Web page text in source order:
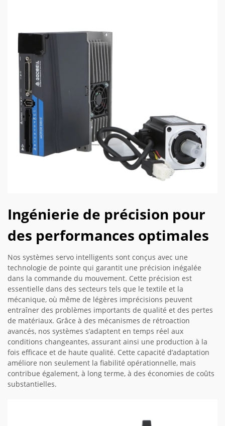
Ingénierie de précision pour
des performances optimales
Nos systèmes servo intelligents sont conçus avec une
technologie de pointe qui garantit une précision inégalée
dans la commande du mouvement. Cette précision est
essentielle dans des secteurs tels que le textile et la
mécanique, où même de légères imprécisions peuvent
entraîner des problèmes importants de qualité et des pertes
de matériaux. Grâce à des mécanismes de rétroaction
avancés, nos systèmes s’adaptent en temps réel aux
conditions changeantes, assurant ainsi une production à la
fois efficace et de haute qualité. Cette capacité d’adaptation
améliore non seulement la fiabilité opérationnelle, mais
contribue également, à long terme, à des économies de coûts
substantielles.